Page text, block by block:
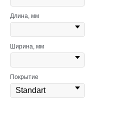
Длина, мм
Ширина, мм
Покрытие